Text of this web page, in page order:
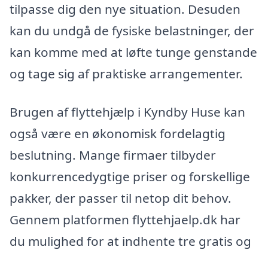
tilpasse dig den nye situation. Desuden
kan du undgå de fysiske belastninger, der
kan komme med at løfte tunge genstande
og tage sig af praktiske arrangementer.
Brugen af flyttehjælp i Kyndby Huse kan
også være en økonomisk fordelagtig
beslutning. Mange firmaer tilbyder
konkurrencedygtige priser og forskellige
pakker, der passer til netop dit behov.
Gennem platformen flyttehjaelp.dk har
du mulighed for at indhente tre gratis og